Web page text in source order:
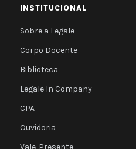
INSTITUCIONAL
Sobre a Legale
Corpo Docente
Biblioteca
Legale In Company
CPA
Ouvidoria